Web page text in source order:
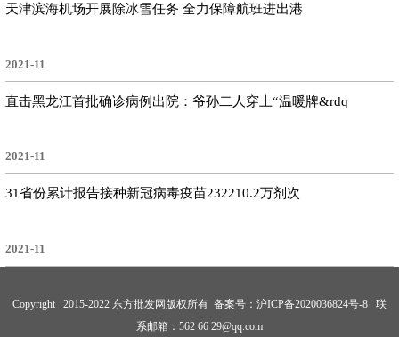
天津滨海机场开展除冰雪任务 全力保障航班进出港
2021-11
直击黑龙江首批确诊病例出院：爷孙二人穿上“温暖牌&rdq
2021-11
31省份累计报告接种新冠病毒疫苗232210.2万剂次
2021-11
Copyright 2015-2022 东方批发网版权所有 备案号： 沪ICP备2020036824号-8 联
系邮箱：562 66 29@qq.com